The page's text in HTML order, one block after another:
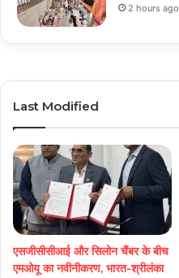
2 hours ago
Last Modified
एसजीसीसीआई और सिलोन चैंबर के बीच
एमओयू का नवीनीकरण, भारत-श्रीलंका